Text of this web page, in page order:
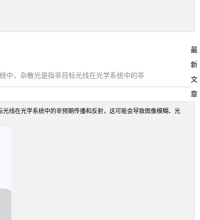
中，杂散光是指非目标光线在光学系统中的非
线在光学系统中的非预期传播和反射，这可能会导致图像模糊、光
最
新
文
章